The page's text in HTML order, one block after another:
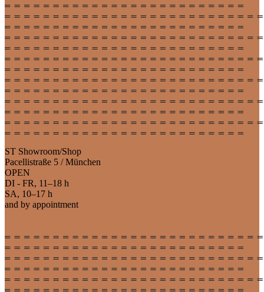
ST Showroom/Shop
Pacellistraße 5 / München
OPEN
DI - FR, 11–18 h
SA, 10–17 h
and by appointment